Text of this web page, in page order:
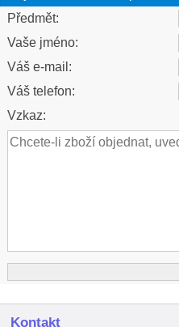
Předmět:
Vaše jméno:
Váš e-mail:
Váš telefon:
Vzkaz:
Kontakt